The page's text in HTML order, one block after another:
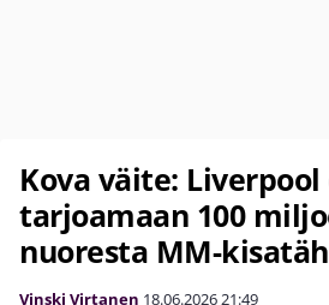
Kova väite:
tarjoamaan 100
nuoresta MM-
Vinski Virtanen 18.06.202621:49